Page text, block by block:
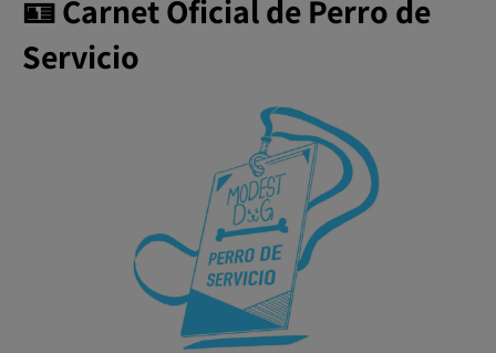
🪪 Carnet Oficial de Perro de
Servicio